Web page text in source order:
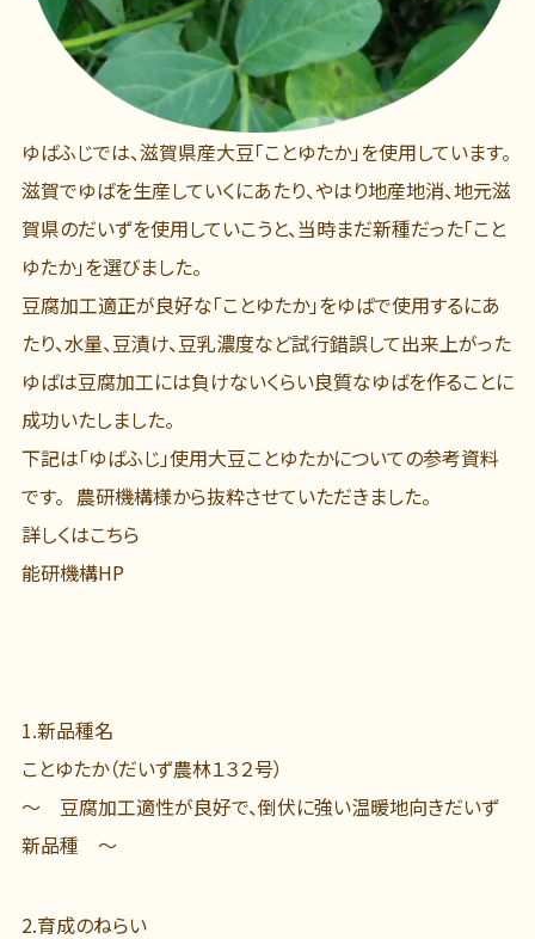
ゆばふじでは、滋賀県産大豆「ことゆたか」を使用しています。
滋賀でゆばを生産していくにあたり、やはり地産地消、地元滋
賀県のだいずを使用していこうと、当時まだ新種だった「こと
ゆたか」を選びました。
豆腐加工適正が良好な「ことゆたか」をゆばで使用するにあ
たり、水量、豆漬け、豆乳濃度など試行錯誤して出来上がった
ゆばは豆腐加工には負けないくらい良質なゆばを作ることに
成功いたしました。
下記は「ゆばふじ」使用大豆ことゆたかについての参考資料
です。 農研機構様から抜粋させていただきました。
詳しくはこちら
能研機構HP
1.新品種名
ことゆたか（だいず農林１３２号）
～ 豆腐加工適性が良好で、倒伏に強い温暖地向きだいず
新品種 ～
2.育成のねらい